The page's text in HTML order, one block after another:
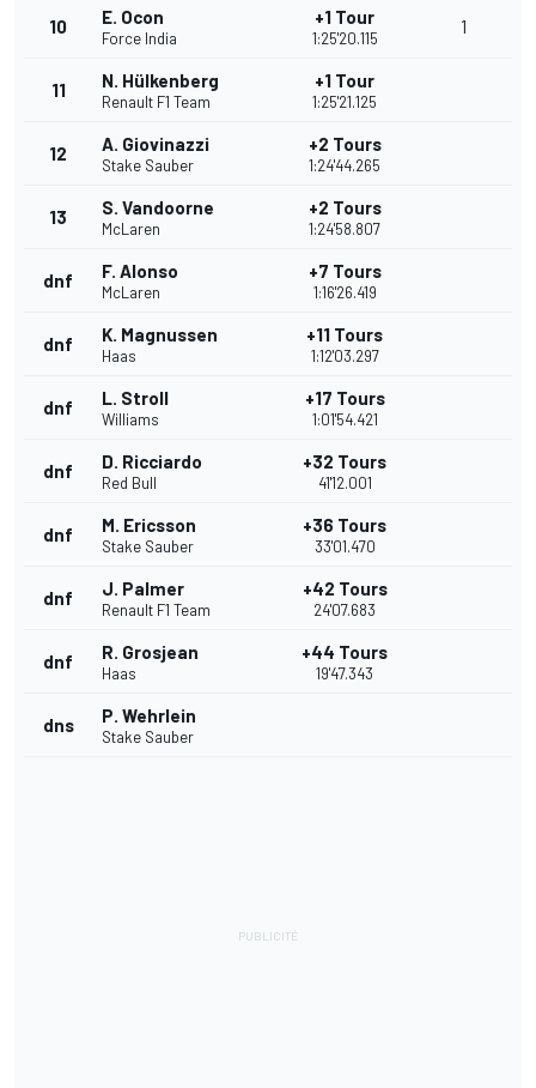
10 E. Ocon
Force India
+1 Tour
1:25'20.115
1
11 N. Hülkenberg
Renault F1 Team
+1 Tour
1:25'21.125
12 A. Giovinazzi
Stake Sauber
+2 Tours
1:24'44.265
13 S. Vandoorne
McLaren
+2 Tours
1:24'58.807
dnf F. Alonso
McLaren
+7 Tours
1:16'26.419
dnf K. Magnussen
Haas
+11 Tours
1:12'03.297
dnf L. Stroll
Williams
+17 Tours
1:01'54.421
dnf D. Ricciardo
Red Bull
+32 Tours
41'12.001
dnf M. Ericsson
Stake Sauber
+36 Tours
33'01.470
dnf J. Palmer
Renault F1 Team
+42 Tours
24'07.683
dnf R. Grosjean
Haas
+44 Tours
19'47.343
dns P. Wehrlein
Stake Sauber